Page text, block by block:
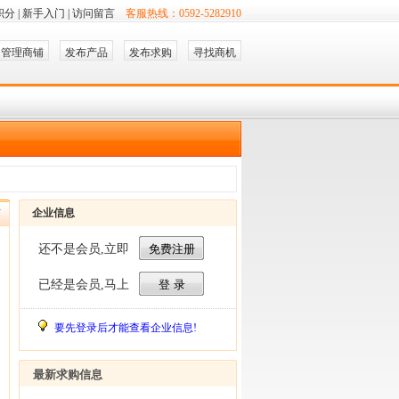
客服热线：0592-5282910
分 新手入门 访问留言
管理商铺 发布产品 发布求购 寻找商机
企业信息
还不是会员,立即
已经是会员,马上
要先登录后才能查看企业信息!
最新求购信息